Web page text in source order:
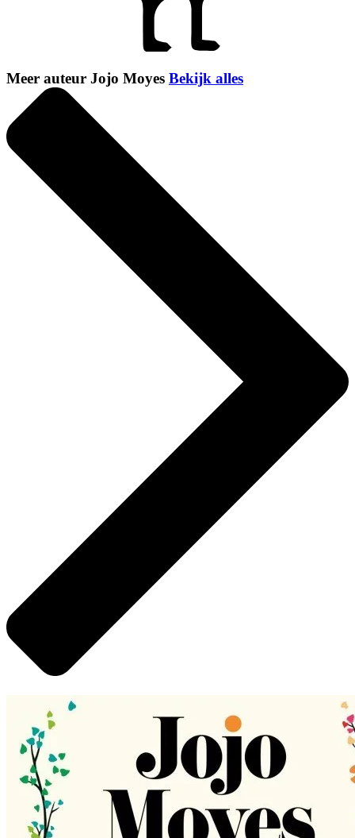
Meer auteur Jojo Moyes Bekijk alles